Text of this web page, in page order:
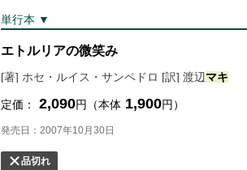
単行本 ▼
エトルリアの微笑み
[著] ホセ・ルイス・サンペドロ [訳] 渡辺 マキ
定価： 2,090円（本体 1,900円）
発売日：2007年10月30日
品切れ